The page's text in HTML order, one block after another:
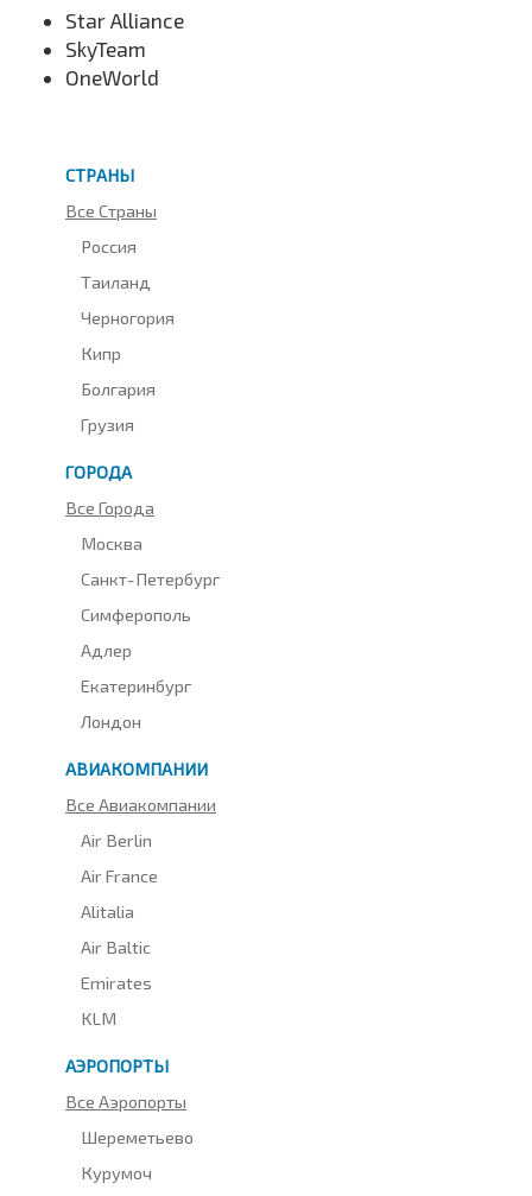
Star Alliance
SkyTeam
OneWorld
СТРАНЫ
Все Страны
Россия
Таиланд
Черногория
Кипр
Болгария
Грузия
ГОРОДА
Все Города
Москва
Санкт-Петербург
Симферополь
Адлер
Екатеринбург
Лондон
АВИАКОМПАНИИ
Все Авиакомпании
Air Berlin
Air France
Alitalia
Air Baltic
Emirates
KLM
АЭРОПОРТЫ
Все Аэропорты
Шереметьево
Курумоч